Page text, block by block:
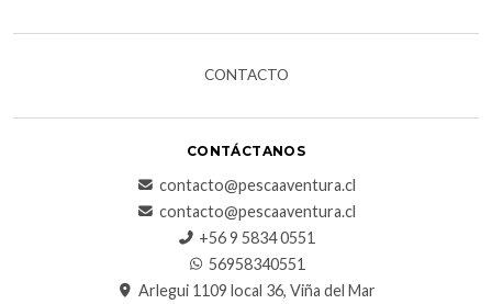
CONTACTO
CONTÁCTANOS
contacto@pescaaventura.cl
contacto@pescaaventura.cl
+56 9 5834 0551
56958340551
Arlegui 1109 local 36, Viña del Mar